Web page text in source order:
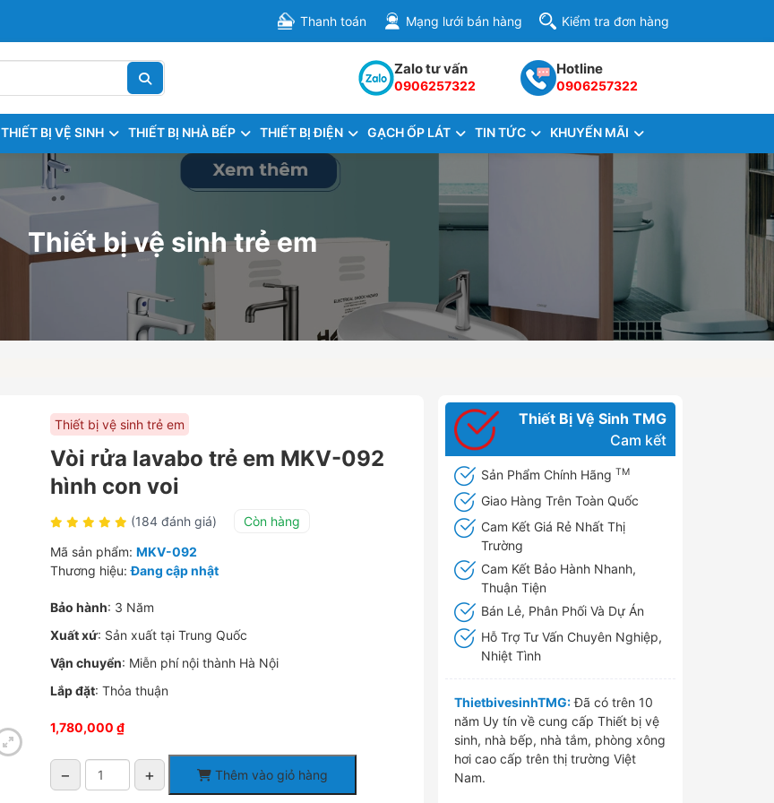
Thanh toán Mạng lưới bán hàng Kiểm tra đơn hàng
Hotline
0906257322
Zalo tư vấn
0906257322
THIẾT BỊ VỆ SINH THIẾT BỊ NHÀ BẾP THIẾT BỊ ĐIỆN GẠCH ỐP LÁT TIN TỨC KHUYẾN MÃI
Thiết bị vệ sinh trẻ em
Thiết bị vệ sinh trẻ em
Vòi rửa lavabo trẻ em MKV-092
hình con voi
(184 đánh giá)
Còn hàng
Mã sản phẩm: MKV-092
Thương hiệu:Đang cập nhật
Bảo hành: 3 Năm
Xuất xứ: Sản xuất tại Trung Quốc
Vận chuyển: Miễn phí nội thành Hà Nội
Lắp đặt: Thỏa thuận
1,780,000 ₫
− + Thêm vào giỏ hàng
Thiết Bị Vệ Sinh TMG
Cam kết
Sản Phẩm Chính Hãng TM
Giao Hàng Trên Toàn Quốc
Cam Kết Giá Rẻ Nhất Thị
Trường
Cam Kết Bảo Hành Nhanh,
Thuận Tiện
Bán Lẻ, Phân Phối Và Dự Án
Hỗ Trợ Tư Vấn Chuyên Nghiệp,
Nhiệt Tình
ThietbivesinhTMG:Đã có trên 10
năm Uy tín về cung cấp Thiết bị vệ
sinh, nhà bếp, nhà tắm, phòng xông
hơi cao cấp trên thị trường Việt
Nam.